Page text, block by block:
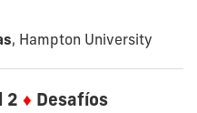
, Hampton University
2 ♦ Desafíos